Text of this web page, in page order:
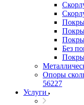
Без
Опоры
56227
Услуги